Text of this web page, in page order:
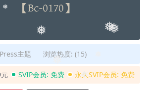
❅
❅
❅
❅
❅
❅
主题 浏览热度: (15)
SVIP会员: 免费 永久SVIP会员: 免费